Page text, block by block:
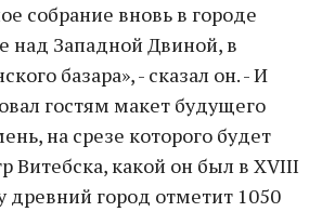
собрание вновь в городе
над Западной Двиной, в
базара», - сказал он. - И
гостям макет будущего
на срезе которого будет
Витебска, какой он был в XVIII
древний город отметит 1050